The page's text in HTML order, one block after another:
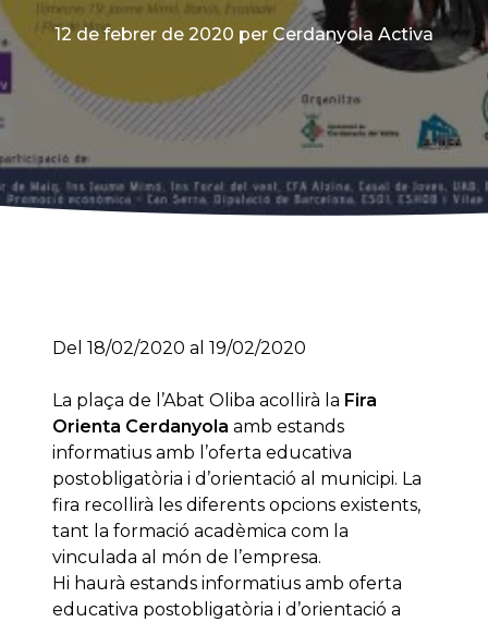
12 de febrer de 2020 per Cerdanyola Activa
Del 18/02/2020 al 19/02/2020
La plaça de l’Abat Oliba acollirà la Fira
Orienta Cerdanyola amb estands
informatius amb l’oferta educativa
postobligatòria i d’orientació al municipi. La
fira recollirà les diferents opcions existents,
tant la formació acadèmica com la
vinculada al món de l’empresa.
Hi haurà estands informatius amb oferta
educativa postobligatòria i d’orientació a